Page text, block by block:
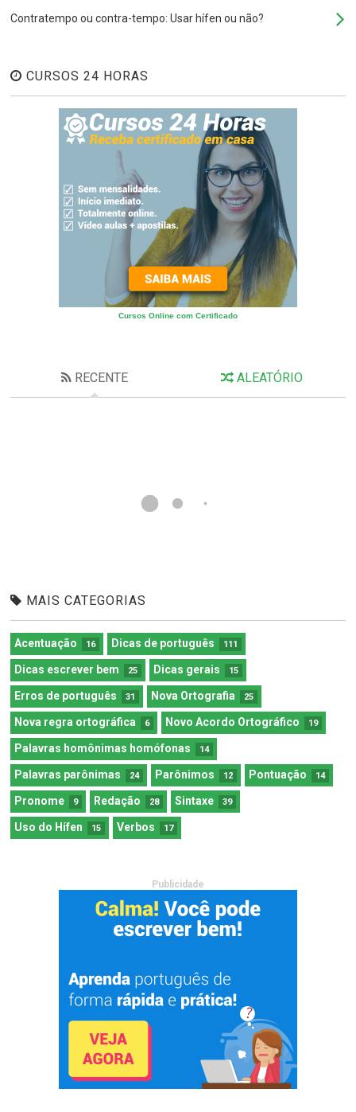
Contratempo ou contra-tempo: Usar hífen ou não?
CURSOS 24 HORAS
Cursos Online com Certificado
RECENTE ALEATÓRIO
MAIS CATEGORIAS
Acentuação 16 Dicas de português 111
Dicas escrever bem 25 Dicas gerais 15
Erros de português 31 Nova Ortografia 25
Nova regra ortográfica 6 Novo Acordo Ortográfico 19
Palavras homônimas homófonas 14
Palavras parônimas 24 Parônimos 12 Pontuação 14
Pronome 9 Redação 28 Sintaxe 39
Uso do Hífen 15 Verbos 17
Publicidade